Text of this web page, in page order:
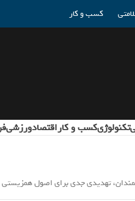
کسب و کار
تکنولوژیکسب و کاراقتصادورزشی
تهدیدی جدی برای اصول